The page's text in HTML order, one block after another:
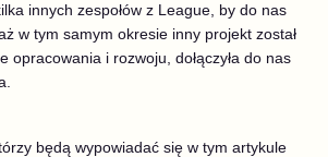
innych zespołów z League, by do nas
w tym samym okresie inny projekt został
opracowania i rozwoju, dołączyła do nas
będą wypowiadać się w tym artykule